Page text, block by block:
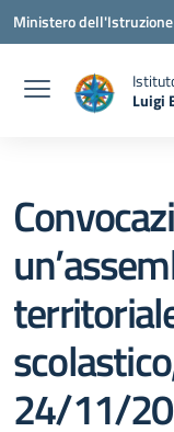
Vai ai contenuti
Vai al menu di
Vai al footer
Ministero
Luigi
—
24/11/